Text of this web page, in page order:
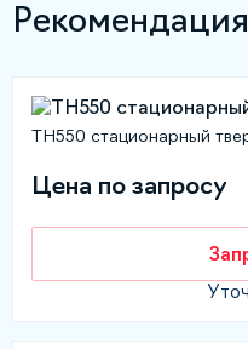
TH550 стационарный
Цена по запросу